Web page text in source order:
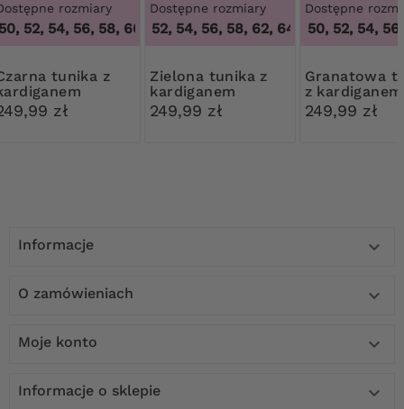
rozmiary
52, 54, 56, 58, 60, 62, 64,48, 50, 52, 54, 56, 58, 60, 62,
z
zł
Dostępne rozmiary
48, 50, 52, 54, 56, 58, 62, 64, 48, 50, 52, 54,
Zielona tunika z
kardiganem
249,99 zł
Dostępne
48, 50, 52, 54, 56,
Granatowa tunika
z kardiganem
249,99 zł
Informacje 
O zamówieniach 
Moje konto 
Informacje o sklepie 